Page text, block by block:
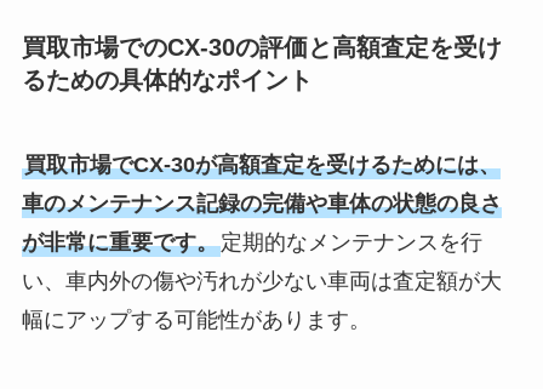
買取市場でのCX-30の評価と高額査定を受け
るための具体的なポイント
買取市場でCX-30が高額査定を受けるためには、
車のメンテナンス記録の完備や車体の状態の良さ
が非常に重要です。定期的なメンテナンスを行
い、車内外の傷や汚れが少ない車両は査定額が大
幅にアップする可能性があります。